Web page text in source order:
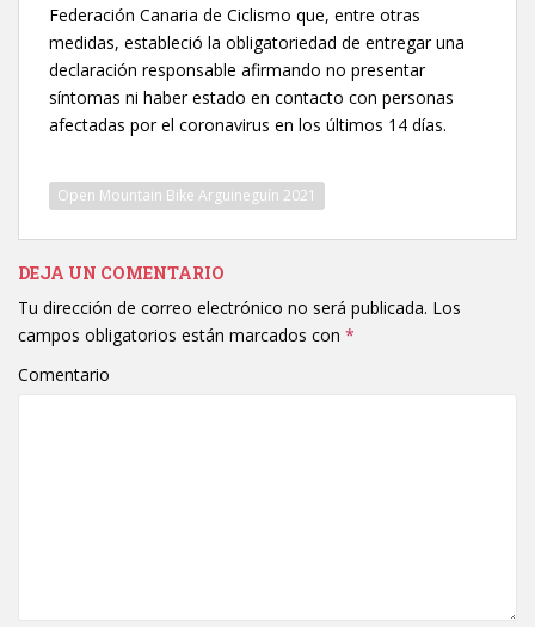
Federación Canaria de Ciclismo que, entre otras
medidas, estableció la obligatoriedad de entregar una
declaración responsable afirmando no presentar
síntomas ni haber estado en contacto con personas
afectadas por el coronavirus en los últimos 14 días.
Open Mountain Bike Arguineguín 2021
DEJA UN COMENTARIO
Tu dirección de correo electrónico no será publicada. Los
campos obligatorios están marcados con *
Comentario